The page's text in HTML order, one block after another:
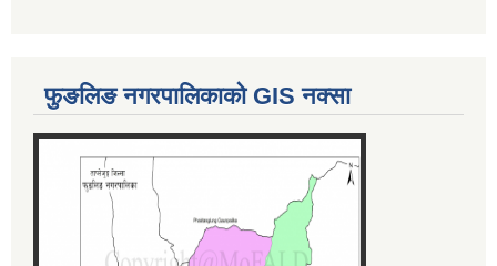
फुङलिङ नगरपालिकाको GIS नक्सा